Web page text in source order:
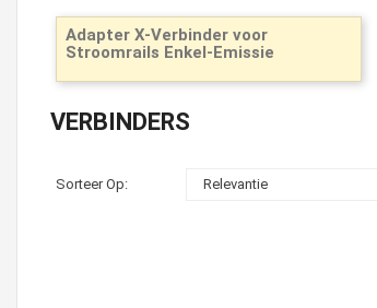
Adapter X-Verbinder voor
Stroomrails Enkel-Emissie
VERBINDERS
Sorteer Op: Relevantie